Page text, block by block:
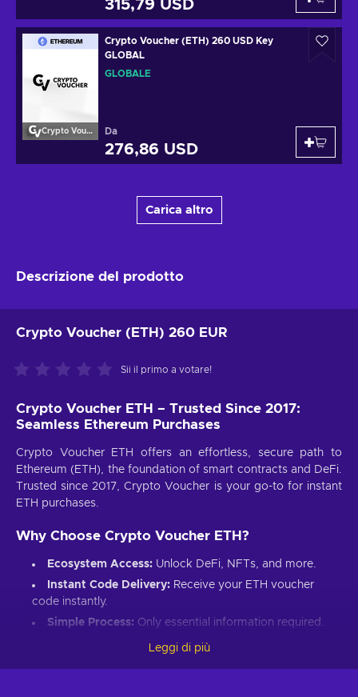
315,79 USD
Crypto Voucher
Crypto Voucher (ETH) 260 USD Key
GLOBAL
GLOBALE
Da
276,86 USD
Carica altro
Descrizione del prodotto
Crypto Voucher (ETH) 260 EUR
Sii il primo a votare!
Crypto Voucher ETH – Trusted Since 2017:
Seamless Ethereum Purchases
Crypto Voucher ETH offers an effortless, secure path to
Ethereum (ETH), the foundation of smart contracts and DeFi.
Trusted since 2017, Crypto Voucher is your go-to for instant
ETH purchases.
Why Choose Crypto Voucher ETH?
Ecosystem Access: Unlock DeFi, NFTs, and more.
Instant Code Delivery: Receive your ETH voucher
code instantly.
Simple Process: Only essential information required.
Introduce loved ones to Ethereum’s world.
Leggi di più